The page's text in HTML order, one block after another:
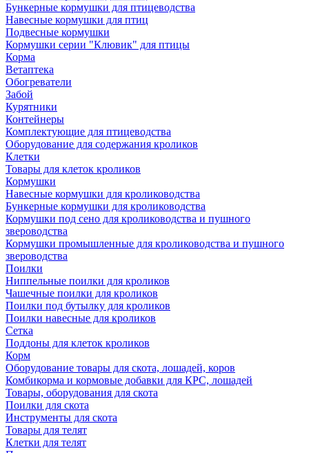
Бункерные кормушки для птицеводства
Навесные кормушки для птиц
Подвесные кормушки
Кормушки серии "Клювик" для птицы
Корма
Ветаптека
Обогреватели
Забой
Курятники
Контейнеры
Комплектующие для птицеводства
Оборудование для содержания кроликов
Клетки
Товары для клеток кроликов
Кормушки
Навесные кормушки для кролиководства
Бункерные кормушки для кролиководства
Кормушки под сено для кролиководства и пушного
звероводства
Кормушки промышленные для кролиководства и пушного
звероводства
Поилки
Ниппельные поилки для кроликов
Чашечные поилки для кроликов
Поилки под бутылку для кроликов
Поилки навесные для кроликов
Сетка
Поддоны для клеток кроликов
Корм
Оборудование товары для скота, лошадей, коров
Комбикорма и кормовые добавки для КРС, лошадей
Товары, оборудования для скота
Поилки для скота
Инструменты для скота
Товары для телят
Клетки для телят